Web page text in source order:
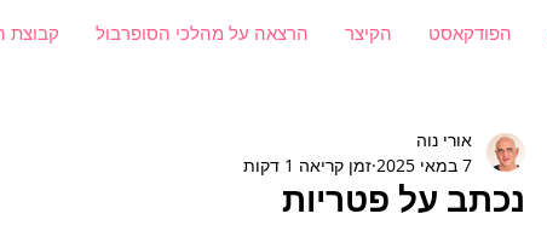
קבוצת הרצאה על מהלכי הסופרבול הקיצר הפודקאסט
נכתב על פטריות
אורי נוה
7 במאי 2025
זמן קריאה 1 דקות